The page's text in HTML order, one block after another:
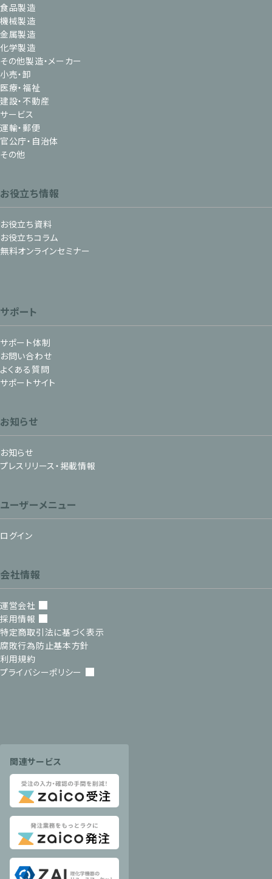
食品製造
機械製造
金属製造
化学製造
その他製造・メーカー
小売・卸
医療・福祉
建設・不動産
サービス
運輸・郵便
官公庁・自治体
その他
お役立ち情報
お役立ち資料
お役立ちコラム
無料オンラインセミナー
サポート
サポート体制
お問い合わせ
よくある質問
サポートサイト
お知らせ
お知らせ
プレスリリース・掲載情報
ユーザーメニュー
ログイン
会社情報
運営会社
採用情報
特定商取引法に基づく表示
腐敗行為防止基本方針
利用規約
プライバシーポリシー
関連サービス